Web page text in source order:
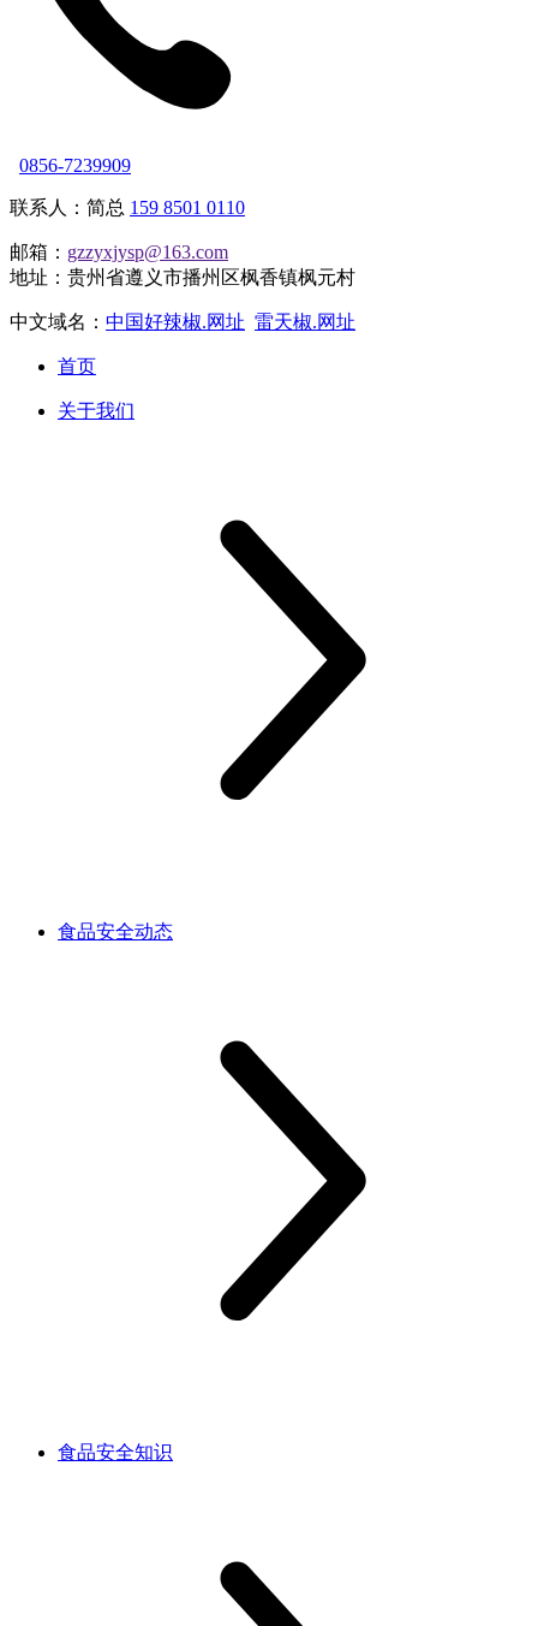
0856-7239909
联系人：简总 159 8501 0110
邮箱： gzzyxjysp@163.com
地址：贵州省遵义市播州区枫香镇枫元村
中文域名： 中国好辣椒.网址 雷天椒.网址
首页
关于我们
食品安全动态
食品安全知识